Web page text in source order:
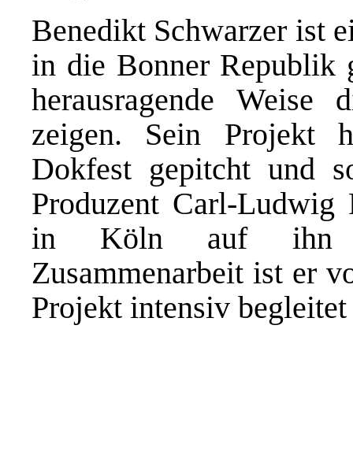
Benedikt Schwarzer ist
in die Bonner Republik
herausragende Weise
zeigen. Sein Projekt
Dokfest gepitcht und
Produzent Carl-
in Köln auf ihn
Zusammenarbeit ist er
Projekt intensiv